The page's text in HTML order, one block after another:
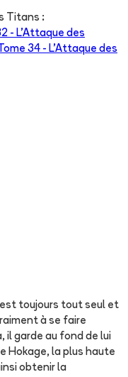
Titans :
- L'Attaque des
34 - L'Attaque des
est toujours tout seul et
à se faire
il garde au fond de lui
Hokage, la plus haute
obtenir la